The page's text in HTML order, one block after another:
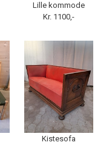
Lille kommode
Kr. 1100,-
Kistesofa